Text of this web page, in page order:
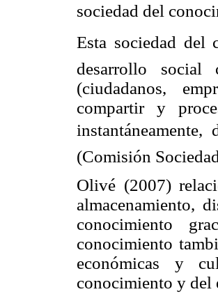
sociedad del
Esta sociedad del
desarrollo social
(ciudadanos,
compartir y
(Comisión
Olivé (2007)
almacenamiento,
conocimiento
conocimiento
económicas y
conocimiento y del